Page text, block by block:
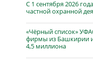
С 1 сентября 2026
частной охранной
«Чёрный список»
фирмы из Башкирии
4,5 миллиона